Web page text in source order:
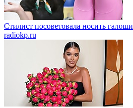
Стилист посоветовала носить
radiokp.ru